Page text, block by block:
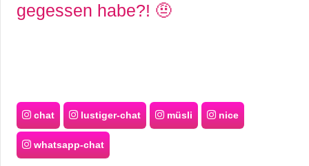
gegessen habe?! 🤨
chat lustiger-chat müsli nice
whatsapp-chat